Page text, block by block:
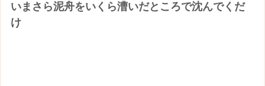
いまさら泥舟をいくら漕いだところで沈んでくだ
け